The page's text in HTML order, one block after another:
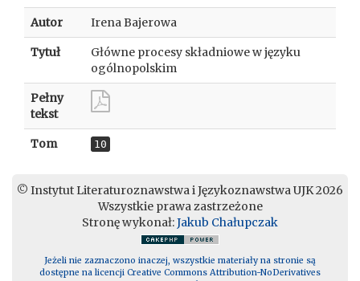
Autor Irena Bajerowa
Tytuł
Główne procesy składniowe w języku
ogólnopolskim
Pełny
tekst
Tom 10
© Instytut Literaturoznawstwa i Językoznawstwa UJK 2026
Wszystkie prawa zastrzeżone
Stronę wykonał:Jakub Chałupczak
Jeżeli nie zaznaczono inaczej, wszystkie materiały na stronie są
dostępne na licencji Creative Commons Attribution-NoDerivatives